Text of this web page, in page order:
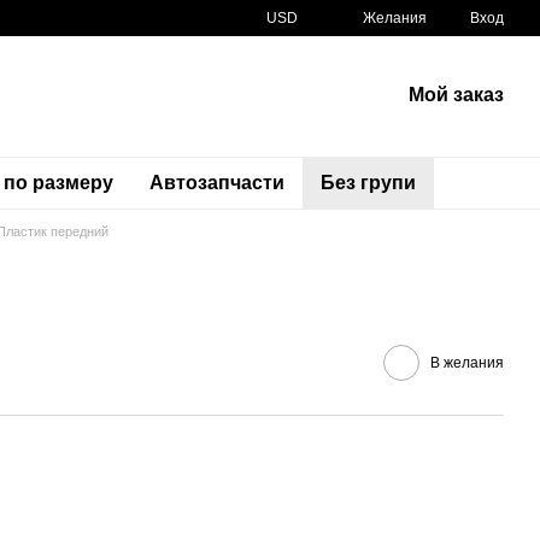
USD Желания Вход
Мой заказ
по размеру Автозапчасти Без групи
передний
В желания